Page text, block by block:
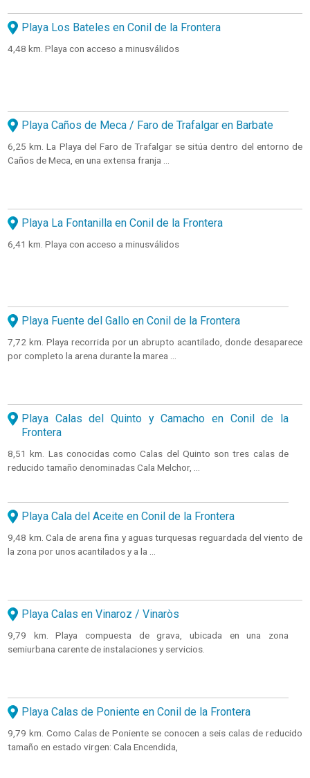
Playa Los Bateles en Conil de la Frontera
4,48 km. Playa con acceso a minusválidos
Playa Caños de Meca / Faro de Trafalgar en Barbate
6,25 km. La Playa del Faro de Trafalgar se sitúa dentro del entorno de
Caños de Meca, en una extensa franja ...
Playa La Fontanilla en Conil de la Frontera
6,41 km. Playa con acceso a minusválidos
Playa Fuente del Gallo en Conil de la Frontera
7,72 km. Playa recorrida por un abrupto acantilado, donde desaparece
por completo la arena durante la marea ...
Playa Calas del Quinto y Camacho en Conil de la
Frontera
8,51 km. Las conocidas como Calas del Quinto son tres calas de
reducido tamaño denominadas Cala Melchor, ...
Playa Cala del Aceite en Conil de la Frontera
9,48 km. Cala de arena fina y aguas turquesas reguardada del viento de
la zona por unos acantilados y a la ...
Playa Calas en Vinaroz / Vinaròs
9,79 km. Playa compuesta de grava, ubicada en una zona
semiurbana carente de instalaciones y servicios.
Playa Calas de Poniente en Conil de la Frontera
9,79 km. Como Calas de Poniente se conocen a seis calas de reducido
tamaño en estado virgen: Cala Encendida,